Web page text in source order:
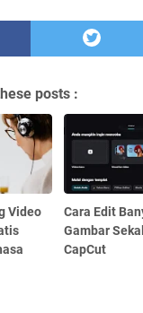
posts :
Video
Cara Edit
Gambar
CapCut